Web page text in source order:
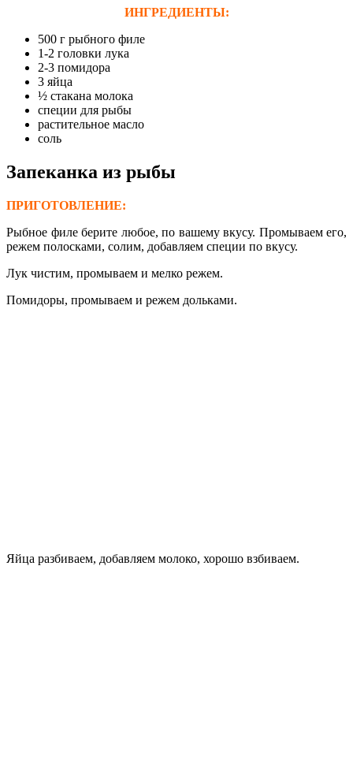
ИНГРЕДИЕНТЫ:
500 г рыбного филе
1-2 головки лука
2-3 помидора
3 яйца
½ стакана молока
специи для рыбы
растительное масло
соль
Запеканка из рыбы
ПРИГОТОВЛЕНИЕ:
Рыбное филе берите любое, по вашему вкусу. Промываем его,
режем полосками, солим, добавляем специи по вкусу.
Лук чистим, промываем и мелко режем.
Помидоры, промываем и режем дольками.
Яйца разбиваем, добавляем молоко, хорошо взбиваем.